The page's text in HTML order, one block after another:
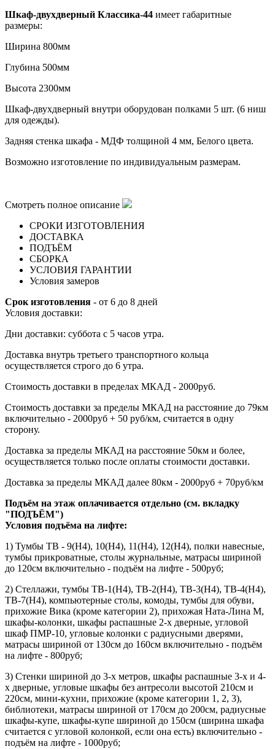
Шкаф-двухдверный Классика-44 имеет габаритные
размеры:
Ширина 800мм
Глубина 500мм
Высота 2300мм
Шкаф-двухдверный внутри оборудован полками 5 шт. (6 ниш
для одежды).
Задняя стенка шкафа - МДФ толщиной 4 мм, Белого цвета.
Возможно изготовление по индивидуальным размерам.
Смотреть полное описание
СРОКИ ИЗГОТОВЛЕНИЯ
ДОСТАВКА
ПОДЪЁМ
СБОРКА
УСЛОВИЯ ГАРАНТИИ
Условия замеров
Срок изготовления - от 6 до 8 дней
Условия доставки:
Дни доставки: суббота с 5 часов утра.
Доставка внутрь третьего транспортного кольца
осуществляется строго до 6 утра.
Стоимость доставки в пределах МКАД - 2000руб.
Стоимость доставки за пределы МКАД на расстояние до 79км
включительно - 2000руб + 50 руб/км, считается в одну
сторону.
Доставка за пределы МКАД на расстояние 50км и более,
осуществляется только после оплаты стоимости доставки.
Доставка за пределы МКАД далее 80км - 2000руб + 70руб/км
Подъём на этаж оплачивается отдельно (см. вкладку
"ПОДЪЁМ")
Условия подъёма на лифте:
1) Тумбы ТВ - 9(Н4), 10(Н4), 11(Н4), 12(Н4), полки навесные,
тумбы прикроватные, столы журнальные, матрасы шириной
до 120см включительно - подъём на лифте - 500руб;
2) Стеллажи, тумбы ТВ-1(Н4), ТВ-2(Н4), ТВ-3(Н4), ТВ-4(Н4),
ТВ-7(Н4), компьютерные столы, комоды, тумбы для обуви,
прихожие Вика (кроме категории 2), прихожая Ната-Лина М,
шкафы-колонки, шкафы распашные 2-х дверные, угловой
шкаф ПМР-10, угловые колонки с радиусными дверями,
матрасы шириной от 130см до 160см включительно - подъём
на лифте - 800руб;
3) Стенки шириной до 3-х метров, шкафы распашные 3-х и 4-
х дверные, угловые шкафы без антресоли высотой 210см и
220см, мини-кухни, прихожие (кроме категории 1, 2, 3),
библиотеки, матрасы шириной от 170см до 200см, радиусные
шкафы-купе, шкафы-купе шириной до 150см (ширина шкафа
считается с угловой колонкой, если она есть) включительно -
подъём на лифте - 1000руб;